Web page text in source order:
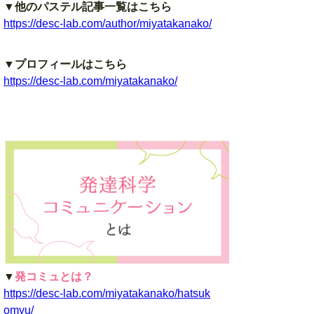
▼他のパステル記事一覧はこちら
https://desc-lab.com/author/miyatakanako/
▼プロフィールはこちら
https://desc-lab.com/miyatakanako/
▼発コミュとは？
https://desc-lab.com/miyatakanako/hatsuk
omyu/